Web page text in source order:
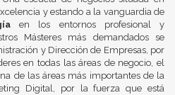
y estando a la vanguardia de
en los entornos profesional y
Másteres más demandados se
y Dirección de Empresas, por
en todas las áreas de negocio, el
de las áreas más importantes de la
Digital, por la fuerza que está